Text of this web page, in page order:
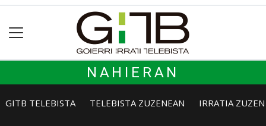
NAHIERAN
GITB TELEBISTA TELEBISTA ZUZENEAN IRRATIA